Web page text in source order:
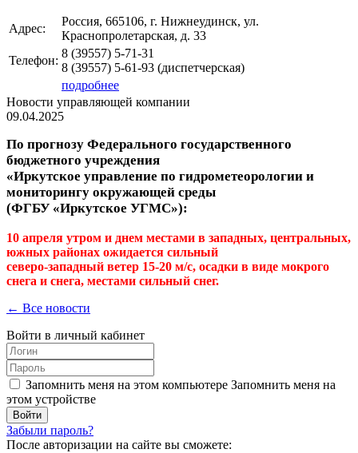
Адрес:
Россия, 665106, г. Нижнеудинск, ул.
Краснопролетарская, д. 33
Телефон:
8 (39557) 5-71-31
8 (39557) 5-61-93 (диспетчерская)
подробнее
Новости управляющей компании
09.04.2025
По прогнозу Федерального государственного
бюджетного учреждения
«Иркутское управление по гидрометеорологии и
мониторингу окружающей среды
(ФГБУ «Иркутское УГМС»):
10 апреля утром и днем местами в западных, центральных,
южных районах ожидается сильный
северо-западный ветер 15-20 м/с, осадки в виде мокрого
снега и снега, местами сильный снег.
← Все новости
Войти в личный кабинет
Запомнить меня на этом компьютере Запомнить меня на
этом устройстве
Забыли пароль?
После авторизации на сайте вы сможете: